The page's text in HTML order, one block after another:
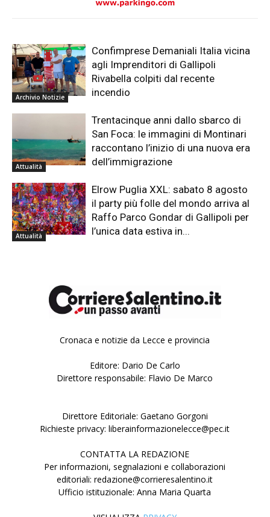
Archivio Notizie
Confimprese Demaniali Italia vicina
agli Imprenditori di Gallipoli
Rivabella colpiti dal recente
incendio
Attualità
Trentacinque anni dallo sbarco di
San Foca: le immagini di Montinari
raccontano l’inizio di una nuova era
dell’immigrazione
Attualità
Elrow Puglia XXL: sabato 8 agosto
il party più folle del mondo arriva al
Raffo Parco Gondar di Gallipoli per
l’unica data estiva in...
Cronaca e notizie da Lecce e provincia
Editore: Dario De Carlo
Direttore responsabile: Flavio De Marco
Direttore Editoriale: Gaetano Gorgoni
Richieste privacy: liberainformazionelecce@pec.it
CONTATTA LA REDAZIONE
Per informazioni, segnalazioni e collaborazioni
editoriali: redazione@corrieresalentino.it
Ufficio istituzionale: Anna Maria Quarta